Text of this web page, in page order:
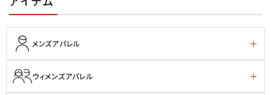
メンズアパレル
ウィメンズアパレル